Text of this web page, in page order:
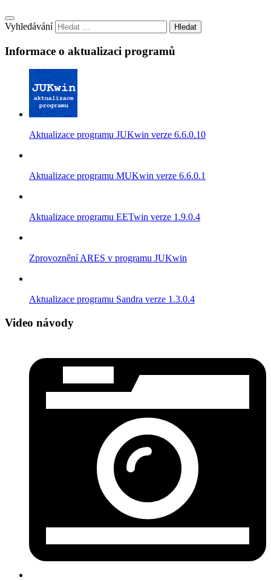
Vyhledávání
Informace o aktualizaci programů
Aktualizace programu JUKwin verze 6.6.0.10
Aktualizace programu MUKwin verze 6.6.0.1
Aktualizace programu EETwin verze 1.9.0.4
Zprovoznění ARES v programu JUKwin
Aktualizace programu Sandra verze 1.3.0.4
Video návody